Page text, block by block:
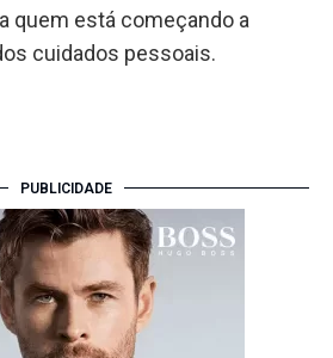
quem está começando a
cuidados pessoais.
PUBLICIDADE